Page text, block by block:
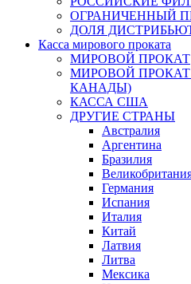
ОГРАНИЧЕННЫЙ
ДОЛЯ
Касса мирового проката
МИРОВОЙ ПРОКАТ
МИРОВОЙ ПРОКАТ
КАНАДЫ)
КАССА США
ДРУГИЕ СТРАНЫ
Австралия
Аргентина
Бразилия
Германия
Испания
Италия
Китай
Латвия
Литва
Мексика